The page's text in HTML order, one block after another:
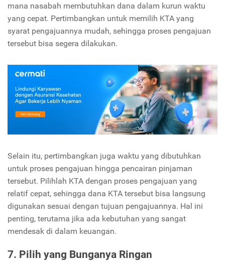
mana nasabah membutuhkan dana dalam kurun waktu
yang cepat. Pertimbangkan untuk memilih KTA yang
syarat pengajuannya mudah, sehingga proses pengajuan
tersebut bisa segera dilakukan.
Selain itu, pertimbangkan juga waktu yang dibutuhkan
untuk proses pengajuan hingga pencairan pinjaman
tersebut. Pilihlah KTA dengan proses pengajuan yang
relatif cepat, sehingga dana KTA tersebut bisa langsung
digunakan sesuai dengan tujuan pengajuannya. Hal ini
penting, terutama jika ada kebutuhan yang sangat
mendesak di dalam keuangan.
7. Pilih yang Bunganya Ringan